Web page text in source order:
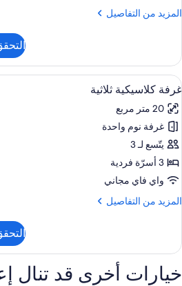
المزيد من التفاصيل
المزيد
غرفة
سوبريور
لفردين
استعراض
جميع
صور
غرفة
كلاسيكية
ثلاثية
خزنة
4
غرفة كلاسيكية ثلاثية
20 متر مربع
غرفة نوم واحدة
يتّسع لـ 3
3 أسرّة فردية
واي فاي مجاني
المزيد من التفاصيل
المزيد
غرفة
كلاسيكية
ثلاثية
خيارات أخرى قد تنال